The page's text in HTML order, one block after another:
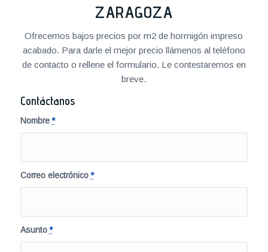
ZARAGOZA
Ofrecemos bajos precios por m2 de hormigón impreso
acabado. Para darle el mejor precio llámenos al teléfono
de contacto o rellene el formulario. Le contestaremos en
breve.
Contáctanos
Nombre*
Correo electrónico*
Asunto*